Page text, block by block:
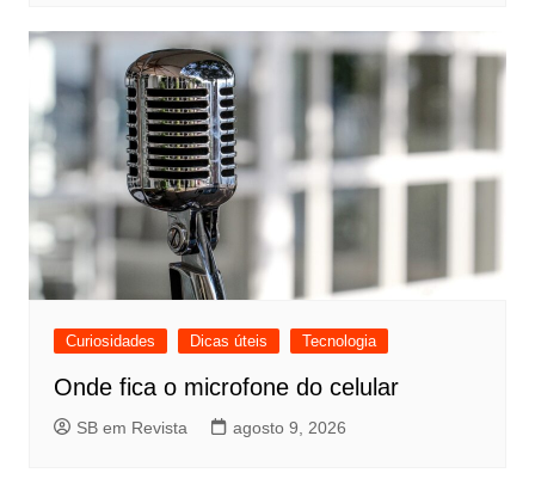
Curiosidades Dicas úteis Tecnologia
Onde fica o microfone do celular
SB em Revista agosto 9, 2026